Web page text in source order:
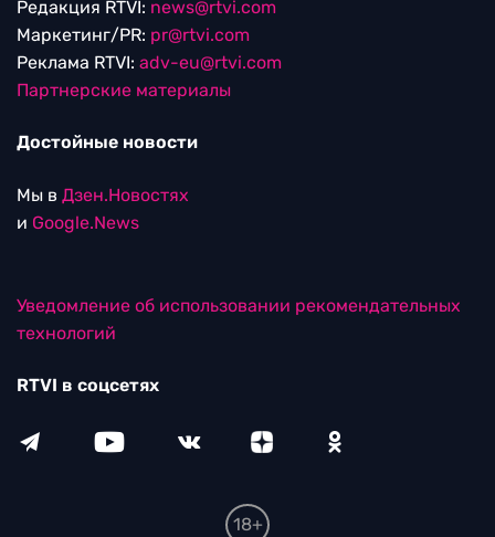
Редакция RTVI: news@rtvi.com
Маркетинг/PR: pr@rtvi.com
Реклама RTVI: adv-eu@rtvi.com
Партнерские материалы
Достойные новости
Мы в Дзен.Новостях
и Google.News
Уведомление об использовании рекомендательных
технологий
RTVI в соцсетях
18+